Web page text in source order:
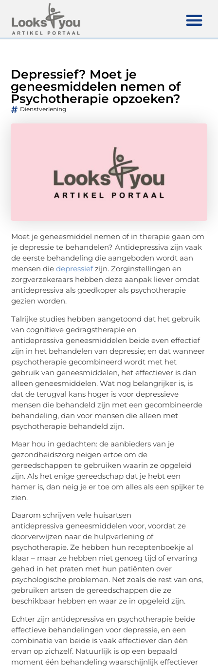
Depressief? Moet je
geneesmiddelen nemen of
Psychotherapie opzoeken?
Dienstverlening
Moet jegeneesmiddel nemen of in therapie gaan om
je depressie te behandelen? Antidepressiva zijn vaak
de eerste behandeling die aangeboden wordt aan
mensen diedepressiefzijn. Zorginstellingen en
zorgverzekeraars hebben deze aanpak liever omdat
antidepressiva als goedkoper als psychotherapie
gezien worden.
Talrijke studies hebben aangetoond dat het gebruik
van cognitieve gedragstherapie en
antidepressivageneesmiddelen beide even effectief
zijn in het behandelen van depressie; en dat wanneer
psychotherapie gecombineerd wordt met het
gebruik vangeneesmiddelen, het effectiever is dan
alleengeneesmiddelen. Wat nog belangrijker is, is
dat de terugval kans hoger is voor depressieve
mensen die behandeld zijn met een gecombineerde
behandeling, dan voor mensen die alleen met
psychotherapie behandeld zijn.
Maar hou in gedachten: de aanbieders van je
gezondheidszorg neigen ertoe om de
gereedschappen te gebruiken waarin ze opgeleid
zijn. Als het enige gereedschap dat je hebt een
hamer is, dan neig je er toe om alles als een spijker te
zien.
Daarom schrijven vele huisartsen
antidepressivageneesmiddelen voor, voordat ze
doorverwijzen naar de hulpverlening of
psychotherapie. Ze hebben hun receptenboekje al
klaar – maar ze hebben niet genoeg tijd of ervaring
gehad in het praten met hun patiënten over
psychologische problemen. Net zoals de rest van ons,
gebruiken artsen de gereedschappen die ze
beschikbaar hebben en waar ze in opgeleid zijn.
Echter zijn antidepressiva en psychotherapie beide
effectieve behandelingen voor depressie, en een
combinatie van beide is vaak effectiever dan één
ervan op zichzelf. Natuurlijk is op een bepaald
moment één behandeling waarschijnlijk effectiever